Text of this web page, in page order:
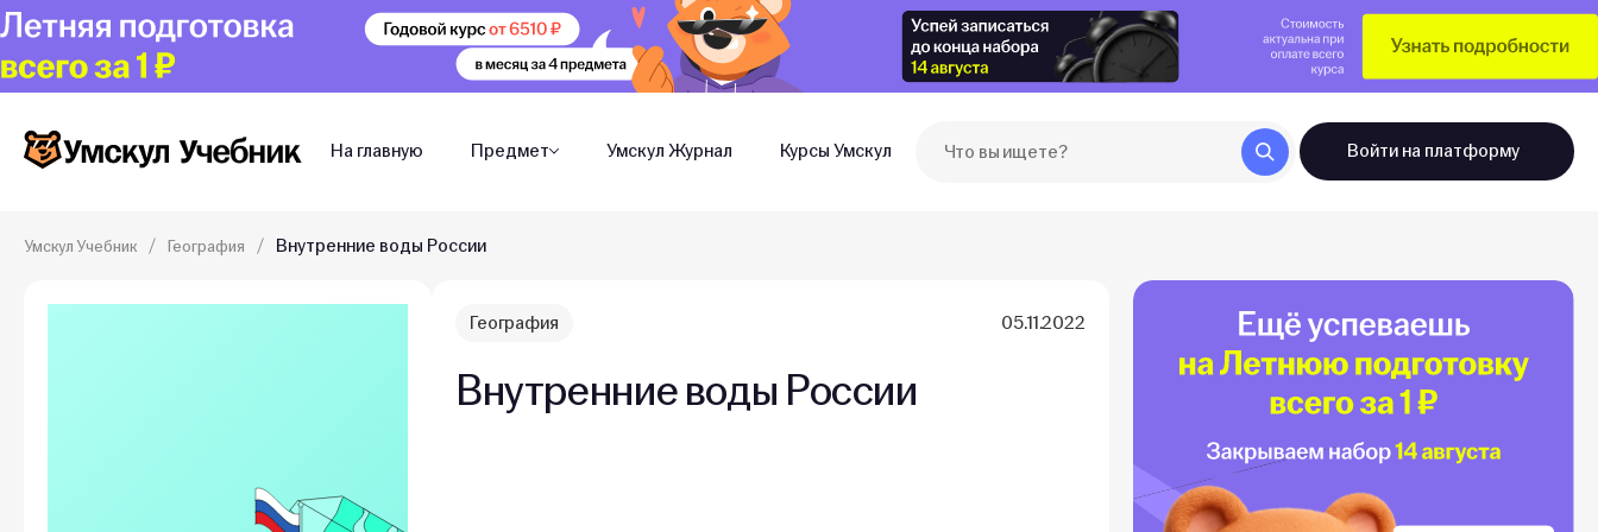
На главную Предмет Умскул Журнал Курсы Умскул Войти на платформу
Умскул Учебник География Внутренние воды России
География 05.11.2022
Внутренние воды России